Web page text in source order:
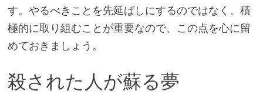
す。やるべきことを先延ばしにするのではなく、積
極的に取り組むことが重要なので、この点を心に留
めておきましょう。
殺された人が蘇る夢